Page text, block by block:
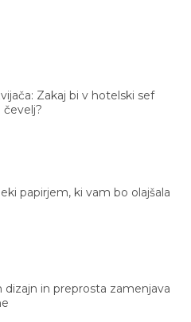
Zakaj bi v hotelski sef
čevelj?
papirjem, ki vam bo olajšala
dizajn in preprosta zamenjava